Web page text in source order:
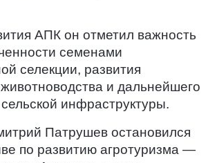
АПК он отметил важность
семенами
селекции, развития
и дальнейшего
инфраструктуры.
Патрушев остановился
по развитию агротуризма —